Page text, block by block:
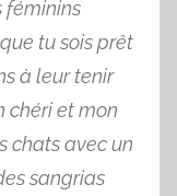
féminins
tu sois prêt
à leur tenir
chéri et mon
chats avec un
sangrias